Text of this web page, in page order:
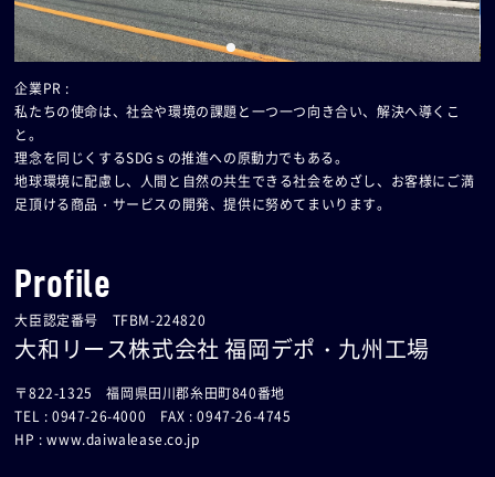
企業PR :
私たちの使命は、社会や環境の課題と一つ一つ向き合い、解決へ導くこ
と。
理念を同じくするSDGｓの推進への原動力でもある。
地球環境に配慮し、人間と自然の共生できる社会をめざし、お客様にご満
足頂ける商品・サービスの開発、提供に努めてまいります。
Profile
大臣認定番号 TFBM-224820
大和リース株式会社 福岡デポ・九州工場
〒822-1325 福岡県田川郡糸田町840番地
TEL : 0947-26-4000 FAX : 0947-26-4745
HP :www.daiwalease.co.jp